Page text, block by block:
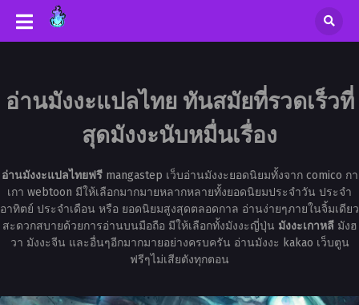
อ่านมังงะแปลไทย ทันสมัยที่รวดเร็วที่
สุดมังงะนับหมื่นเรื่อง
อ่านมังงะแปลไทยฟรีmangastep เว็บอ่านมังงะยอดนิยมทั้งจาก comico กา
เกา webtoon มีให้เลือกมากมายหลากหลายทั้งยอดนิยมประจำวัน ประจำ
อาทิตย์ ประจำเดือน หรือ ยอดนิยมสูงสุดตลอดกาล อ่านง่ายๆภายในจิ้มเดียว
สะดวกสบายด้วยการอ่านบนมือถือ มีให้เลือกทั้งมังงะญี่ปุ่น มังงะเกาหลีมังฮ
วา มังงะจีน และอื่นๆอีกมากมายอย่างครบครัน อ่านมังงะ kakao เว็บตูน
ฟรีๆไม่เสียตังทุกตอน